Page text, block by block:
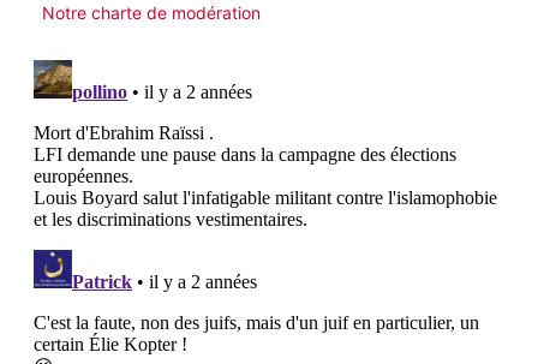
Notre charte de modération